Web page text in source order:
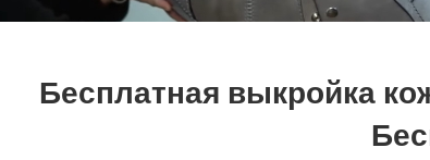
Бесплатная выкройка